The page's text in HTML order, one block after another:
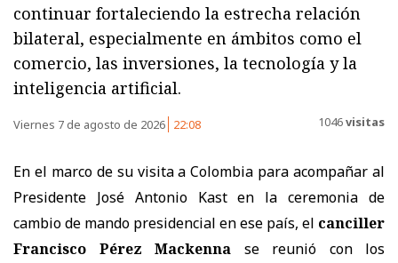
continuar fortaleciendo la estrecha relación
bilateral, especialmente en ámbitos como el
comercio, las inversiones, la tecnología y la
inteligencia artificial.
Viernes 7 de agosto de 2026 22:08 1046visitas
En el marco de su visita a Colombia para acompañar al
Presidente José Antonio Kast en la ceremonia de
cambio de mando presidencial en ese país, el canciller
Francisco Pérez Mackenna se reunió con los